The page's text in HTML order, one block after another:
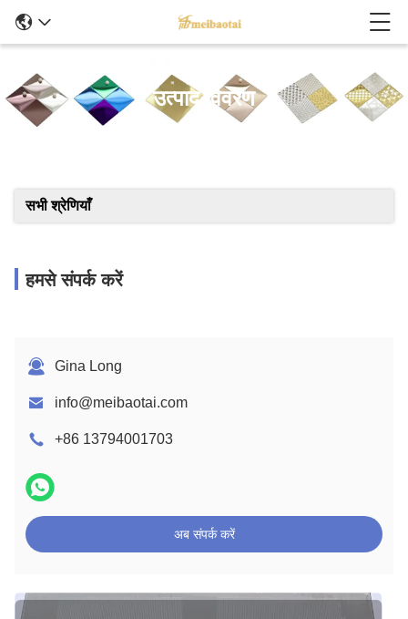
उत्पाद विवरण
सभी श्रेणियाँ
हमसे संपर्क करें
Gina Long
info@meibaotai.com
+86 13794001703
अब संपर्क करें